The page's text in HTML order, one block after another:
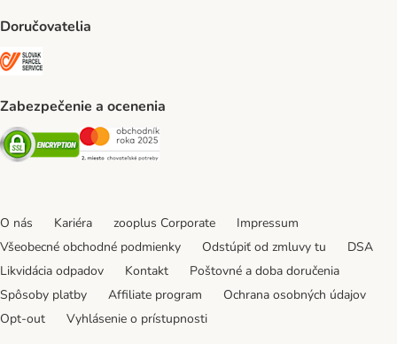
Doručovatelia
Zabezpečenie a ocenenia
Security Security
O nás Kariéra zooplus Corporate
Impressum
Všeobecné obchodné podmienky
Odstúpiť od zmluvy tu
DSA
Likvidácia odpadov
Kontakt
Poštovné a doba doručenia
Spôsoby platby
Affiliate program
Ochrana osobných údajov
Opt-out
Vyhlásenie o prístupnosti